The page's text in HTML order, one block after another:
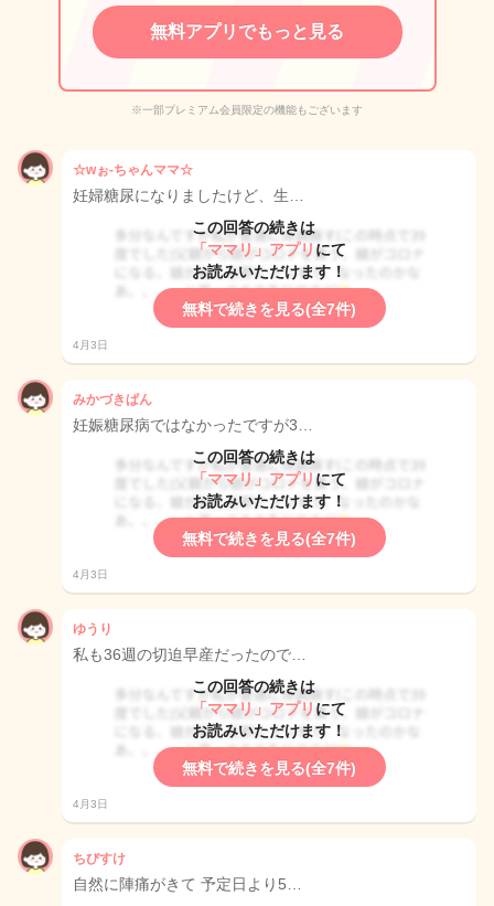
無料アプリでもっと見る
※一部プレミアム会員限定の機能もございます
☆wぉ-ちゃんママ☆
妊婦糖尿になりましたけど、生…
この回答の続きは
「ママリ」アプリ にて
お読みいただけます！
無料で続きを見る(全7件)
4月3日
みかづきぱん
妊娠糖尿病ではなかったですが3…
この回答の続きは
「ママリ」アプリ にて
お読みいただけます！
無料で続きを見る(全7件)
4月3日
ゆうり
私も36週の切迫早産だったので…
この回答の続きは
「ママリ」アプリ にて
お読みいただけます！
無料で続きを見る(全7件)
4月3日
ちびすけ
自然に陣痛がきて 予定日より5…